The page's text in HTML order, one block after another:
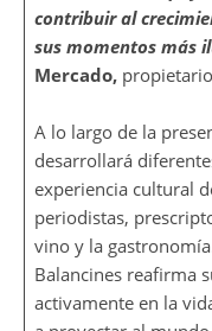
contribuir al
sus momentos más
Mercado,propietario
A lo largo de la
desarrollará
experiencia cultural
periodistas,
vino y la
Balancines reafirma
activamente en la